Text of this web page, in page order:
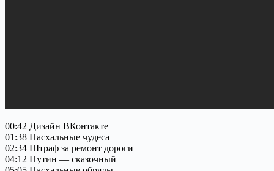
00:42 Дизайн ВКонтакте
01:38 Пасхальные чудеса
02:34 Штраф за ремонт дороги
04:12 Путин — сказочный